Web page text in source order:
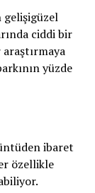
kaldı
bağlandı.
tutuklu
Böylece
ceza kaldı.
gelişigüzel
ciddi bir
yüzde
ibaret
özellikle